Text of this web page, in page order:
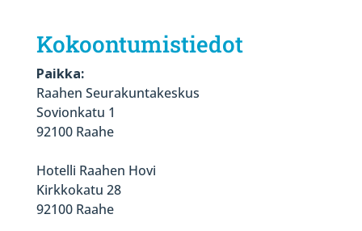
Kokoontumistiedot
Paikka:
Raahen Seurakuntakeskus
Sovionkatu 1
92100 Raahe
Hotelli Raahen Hovi
Kirkkokatu 28
92100 Raahe